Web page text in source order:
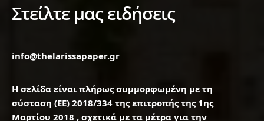
Στείλτε μας ειδήσεις
info@thelarissapaper.gr
Η σελίδα είναι πλήρως συμμορφωμένη με τη
σύσταση (ΕΕ) 2018/334 της επιτροπής της 1ης
Μαρτίου 2018 , σχετικά με τα μέτρα για την